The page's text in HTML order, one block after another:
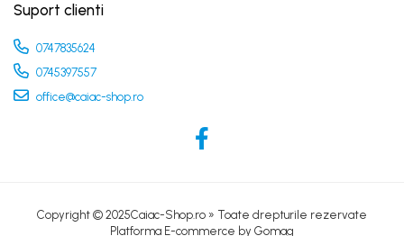
Suport clienti
0747835624
0745397557
office@caiac-shop.ro
Copyright © 2025Caiac-Shop.ro » Toate drepturile rezervate
Platforma E-commerce by Gomag